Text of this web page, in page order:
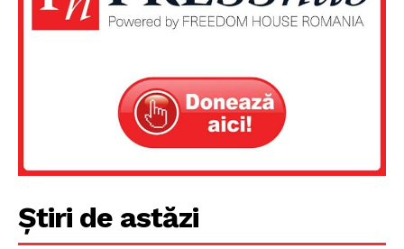
Știri de astăzi